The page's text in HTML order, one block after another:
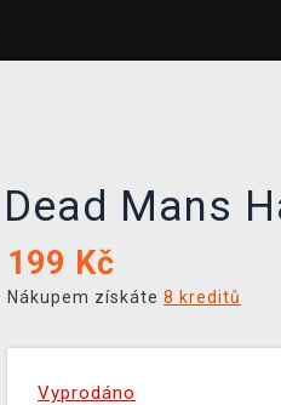
Dead Mans
199 Kč
Nákupem získáte 8 kreditů
Vyprodáno